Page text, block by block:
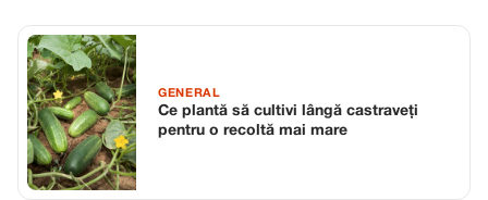
GENERAL
Ce plantă să cultivi lângă castraveți
pentru o recoltă mai mare